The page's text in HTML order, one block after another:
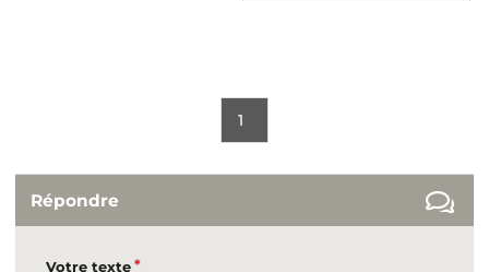
1
Répondre
Votre texte